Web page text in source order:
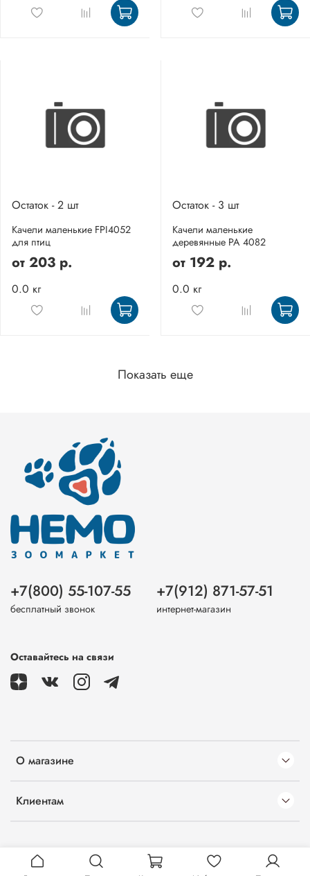
Остаток - 2 шт
Качели маленькие FPI4052
для птиц
от 203 р.
0.0 кг
Остаток - 3 шт
Качели маленькие
деревянные PA 4082
от 192 р.
0.0 кг
Показать еще
О магазине
Клиентам
+7(800) 55-107-55
бесплатный звонок
+7(912) 871-57-51
интернет-магазин
Оставайтесь на связи